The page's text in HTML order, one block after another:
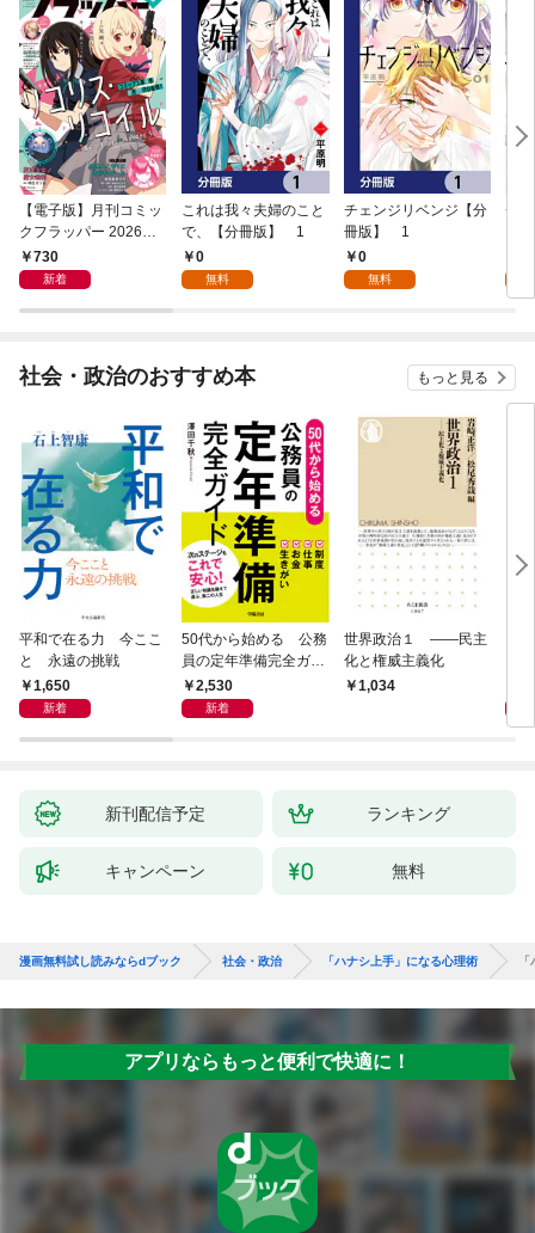
【電子版】月刊コミッ
クフラッパー 2026年9
月号730
新着
これは我々夫婦のこと
で、【分冊版】 1
0
無料
チェンジリベンジ【分
冊版】 1
0
無料
チ
社会・政治のおすすめ本 もっと見る
平和で在る力 今ここ
と 永遠の挑戦
1,650
新着
50代から始める 公務
員の定年準備完全ガイ
ド2,530
新着
世界政治１ ――民主
化と権威主義化
1,034
新刊配信予定 ランキング
キャンペーン 無料
漫画無料試し読みならdブック 社会・政治 「ハナシ上手」になる心理術
アプリならもっと便利で快適に！